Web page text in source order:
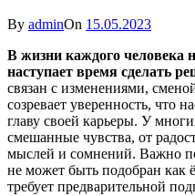
By adminOn 15.05.2023
В жизни каждого человека
наступает время сделать
связан с изменениями,
созревает уверенность, что
главу своей карьеры. У
смешанные чувства, от
мыслей и сомнений. Важно
не может быть подобран
требует предварительной